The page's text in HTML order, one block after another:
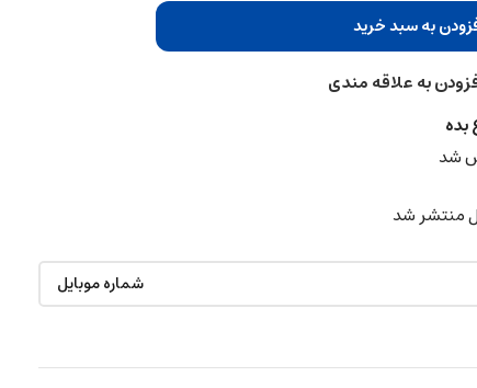
به سبد خرید
به علاقه مندی
بده
شد
منتشر شد